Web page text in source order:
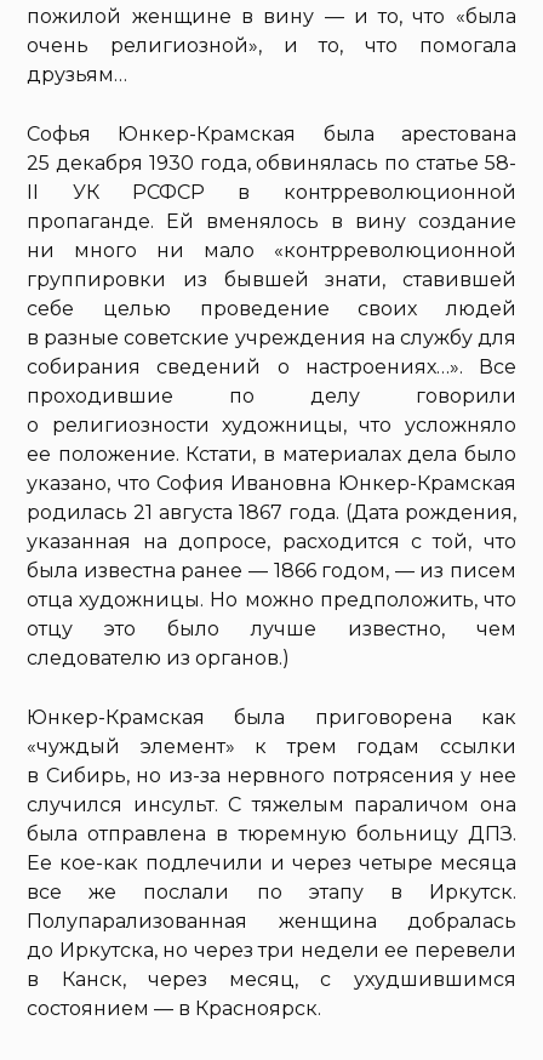
пожилой женщине в вину — и то, что «была
очень религиозной», и то, что помогала
друзьям…
Софья Юнкер-Крамская была арестована
25 декабря 1930 года, обвинялась по статье 58-
II УК РСФСР в контрреволюционной
пропаганде. Ей вменялось в вину создание
ни много ни мало «контрреволюционной
группировки из бывшей знати, ставившей
себе целью проведение своих людей
в разные советские учреждения на службу для
собирания сведений о настроениях…». Все
проходившие по делу говорили
о религиозности художницы, что усложняло
ее положение. Кстати, в материалах дела было
указано, что София Ивановна Юнкер-Крамская
родилась 21 августа 1867 года. (Дата рождения,
указанная на допросе, расходится с той, что
была известна ранее — 1866 годом, — из писем
отца художницы. Но можно предположить, что
отцу это было лучше известно, чем
следователю из органов.)
Юнкер-Крамская была приговорена как
«чуждый элемент» к трем годам ссылки
в Сибирь, но из-за нервного потрясения у нее
случился инсульт. С тяжелым параличом она
была отправлена в тюремную больницу ДПЗ.
Ее кое-как подлечили и через четыре месяца
все же послали по этапу в Иркутск.
Полупарализованная женщина добралась
до Иркутска, но через три недели ее перевели
в Канск, через месяц, с ухудшившимся
состоянием — в Красноярск.